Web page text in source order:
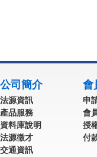
公司簡介
法源資訊
產品服務
資料庫說明
法源徵才
交通資訊
會
申
會
授
付